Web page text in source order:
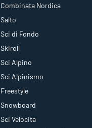
Combinata Nordica
Salto
Sci di Fondo
Skiroll
Sci Alpino
Sci Alpinismo
Freestyle
Snowboard
Sci Velocita